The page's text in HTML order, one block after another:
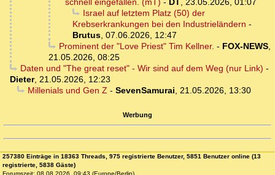
schnell eingefallen. (mT) - DT, 23.05.2026, 01:07
Israel auf letztem Platz (50) der
Krebserkrankungen bei den Industrieländern -
Brutus, 07.06.2026, 12:47
Prominent der "Love Priest" Tim Kellner. - FOX-NEWS,
21.05.2026, 08:25
Daten und "The great reset" - Wir sind auf dem Weg (nur Link) -
Dieter, 21.05.2026, 12:23
Millenials und Gen Z- SevenSamurai, 21.05.2026, 13:30
Werbung
257380 Einträge in 18363 Threads, 975 registrierte Benutzer, 5851 Benutzer online (13
registrierte, 5838 Gäste)
Forumszeit: 08.08.2026, 09:43 (Europe/Berlin)